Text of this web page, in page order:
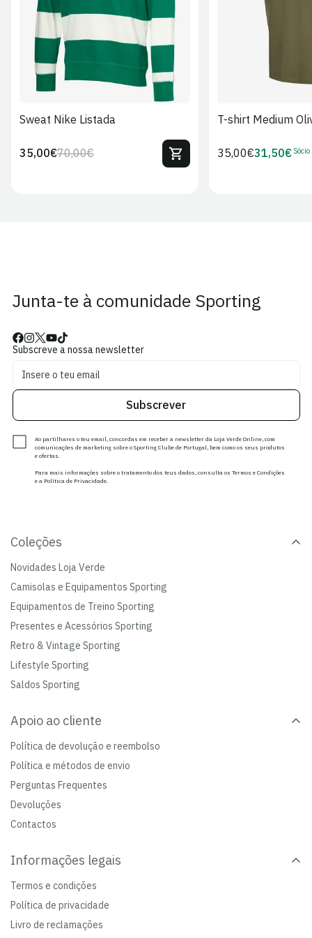
Sweat Nike Listada
Preço
70,00€Preço
35,00€
T-shirt Medium
Preço
35,00€Preço
31,50€ Sócio
Junta-te à comunidade Sporting
Subscreve a nossa newsletter
Subscrever
Ao partilhares o teu email, concordas em receber a newsletter da Loja Verde Online, com
comunicações de marketing sobre o Sporting Clube de Portugal, bem como os seus produtos
e ofertas.
Para mais informações sobre o tratamento dos teus dados, consulta os Termos e Condições
e a Política de Privacidade.
Coleções
Novidades Loja Verde
Camisolas e Equipamentos Sporting
Equipamentos de Treino Sporting
Presentes e Acessórios Sporting
Retro & Vintage Sporting
Lifestyle Sporting
Saldos Sporting
Apoio ao cliente
Política de devolução e reembolso
Política e métodos de envio
Perguntas Frequentes
Devoluções
Contactos
Informações legais
Termos e condições
Política de privacidade
Livro de reclamações